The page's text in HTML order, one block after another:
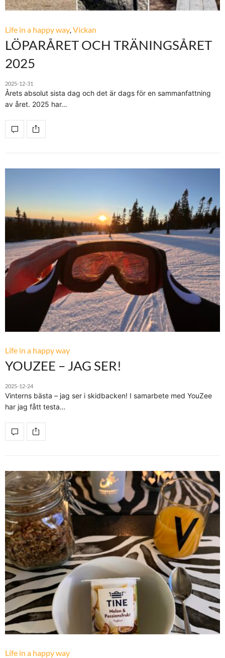
Life in a happy way Vickan
LÖPARÅRET OCH TRÄNINGSÅRET
2025
2025-12-31
Årets absolut sista dag och det är dags för en sammanfattning
av året. 2025 har…
Life in a happy way
YOUZEE – JAG SER!
2025-12-24
Vinterns bästa – jag ser i skidbacken! I samarbete med YouZee
har jag fått testa…
Life in a happy way